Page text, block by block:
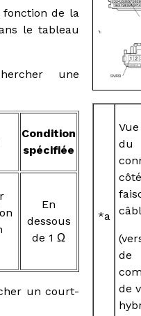
fonction de la
le tableau
une
Condition
spécifiée
En
dessous
de 1 Ω
un court-
*a
du
côté
de
de